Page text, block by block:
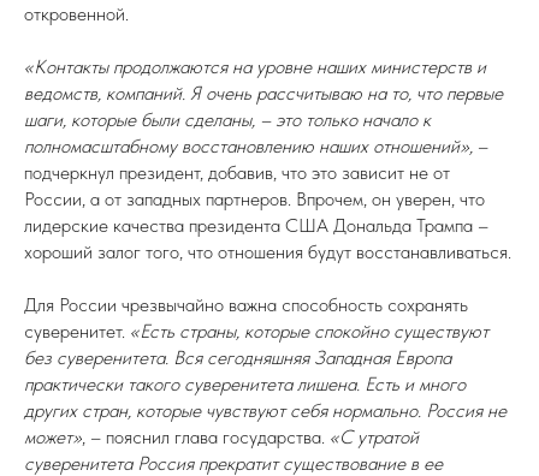
откровенной.
«Контакты продолжаются на уровне наших министерств и
ведомств, компаний. Я очень рассчитываю на то, что первые
шаги, которые были сделаны, – это только начало к
полномасштабному восстановлению наших отношений», –
подчеркнул президент, добавив, что это зависит не от
России, а от западных партнеров. Впрочем, он уверен, что
лидерские качества президента США Дональда Трампа –
хороший залог того, что отношения будут восстанавливаться.
Для России чрезвычайно важна способность сохранять
суверенитет. «Есть страны, которые спокойно существуют
без суверенитета. Вся сегодняшняя Западная Европа
практически такого суверенитета лишена. Есть и много
других стран, которые чувствуют себя нормально. Россия не
может», – пояснил глава государства. «С утратой
суверенитета Россия прекратит существование в ее